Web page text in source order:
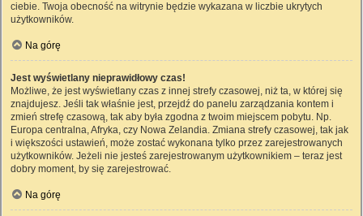
ciebie. Twoja obecność na witrynie będzie wykazana w liczbie ukrytych
użytkowników.
Na górę
Jest wyświetlany nieprawidłowy czas!
Możliwe, że jest wyświetlany czas z innej strefy czasowej, niż ta, w której się
znajdujesz. Jeśli tak właśnie jest, przejdź do panelu zarządzania kontem i
zmień strefę czasową, tak aby była zgodna z twoim miejscem pobytu. Np.
Europa centralna, Afryka, czy Nowa Zelandia. Zmiana strefy czasowej, tak jak
i większości ustawień, może zostać wykonana tylko przez zarejestrowanych
użytkowników. Jeżeli nie jesteś zarejestrowanym użytkownikiem – teraz jest
dobry moment, by się zarejestrować.
Na górę